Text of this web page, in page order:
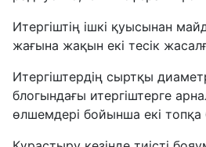
Итергіштің ішкі қуысынан
жағына жақын екі тесік
Итергіштердің сыртқы
блогындағы итергіштерге
өлшемдері бойынша екі топқа